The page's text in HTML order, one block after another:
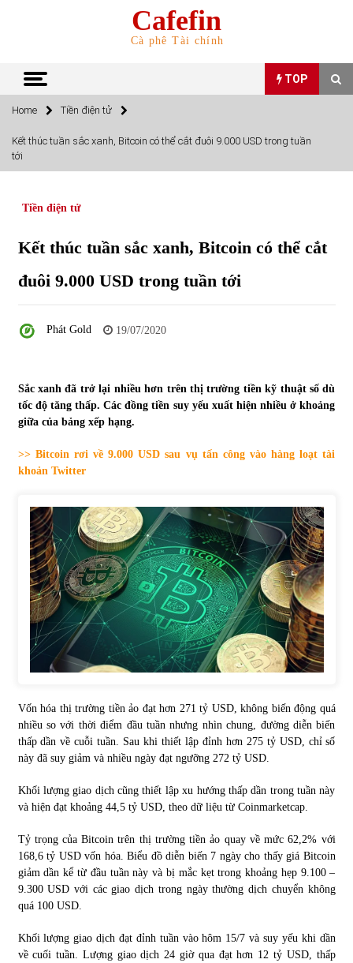
Cafefin
Cà phê Tài chính
TOP
TOP
Top 10 mặt hàng Việt Nam nhập khẩu nhiều nhất tháng
5/2022
5/2022
Tự doanh ngày 3.6.2022: CTCK mua ròng 28,7 tỷ đồng
06/06/2022
Top 10 tỷ phú giàu nhất thế giới – Bảng xếp hạng 2022
Bất ổn từ các cuộc đấu giá đất ở Thanh Hoá
31/05/2022
Tiền gửi vào ngân hàng tiếp tục tăng mạnh
31/05/2022
S&P Ratings cập nhật xếp hạng tín nhiệm của
31/05/2022
Chứng khoán ngày 30/5/2022: Top 10 cổ phiếu nổi bật
31/05/2022
Phân tích giá tiền điện tử sau ngày thị trường lập kỷ lục
09/11/2021
Chứng khoán ngày 12/10/2021: Top 10 cổ phiếu nổi bật
Top 10 xe bán chạy nhất tháng 9/2021
Home Tiền điện tử
Kết thúc tuần sắc xanh, Bitcoin có thể cắt đuôi 9.000 USD trong tuần
tới
Tiền điện tử
Kết thúc tuần sắc xanh, Bitcoin có thể cắt
đuôi 9.000 USD trong tuần tới
Phát Gold 19/07/2020
Sắc xanh đã trở lại nhiều hơn trên thị trường tiền kỹ thuật số dù
tốc độ tăng thấp. Các đồng tiền suy yếu xuất hiện nhiều ở khoảng
giữa của bảng xếp hạng.
>> Bitcoin rơi về 9.000 USD sau vụ tấn công vào hàng loạt tài
khoản Twitter
Vốn hóa thị trường tiền ảo đạt hơn 271 tỷ USD, không biến động quá
nhiều so với thời điểm đầu tuần nhưng nhìn chung, đường diễn biến
thấp dần về cuỗi tuần. Sau khi thiết lập đỉnh hơn 275 tỷ USD, chỉ số
này đã suy giảm và nhiều ngày đạt ngưỡng 272 tỷ USD.
Khối lượng giao dịch cũng thiết lập xu hướng thấp dần trong tuần này
và hiện đạt khoảng 44,5 tỷ USD, theo dữ liệu từ Coinmarketcap.
Tỷ trọng của Bitcoin trên thị trường tiền ảo quay về mức 62,2% với
168,6 tỷ USD vốn hóa. Biểu đồ diễn biến 7 ngày cho thấy giá Bitcoin
giảm dần kể từ đầu tuần này và bị mắc kẹt trong khoảng hẹp 9.100 –
9.300 USD với các giao dịch trong ngày thường dịch chuyển không
quá 100 USD.
Khối lượng giao dịch đạt đỉnh tuần vào hôm 15/7 và suy yếu khi dần
về cuối tuần. Lượng giao dịch 24 giờ qua đạt hơn 12 tỷ USD, thấp